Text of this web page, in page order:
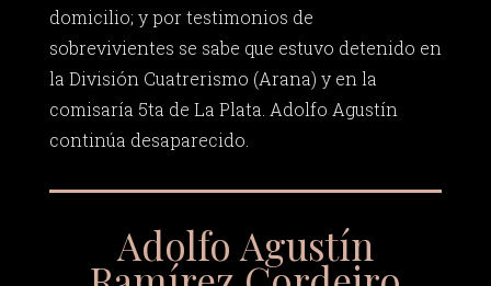
domicilio; y por testimonios de
sobrevivientes se sabe que estuvo detenido en
la División Cuatrerismo (Arana) y en la
comisaría 5ta de La Plata. Adolfo Agustín
continúa desaparecido.
Adolfo Agustín